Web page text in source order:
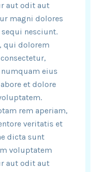
aut odit aut
magni dolores
nesciunt.
qui dolorem
eius
et dolore
rem aperiam,
veritatis et
dicta sunt
voluptatem
aut odit aut